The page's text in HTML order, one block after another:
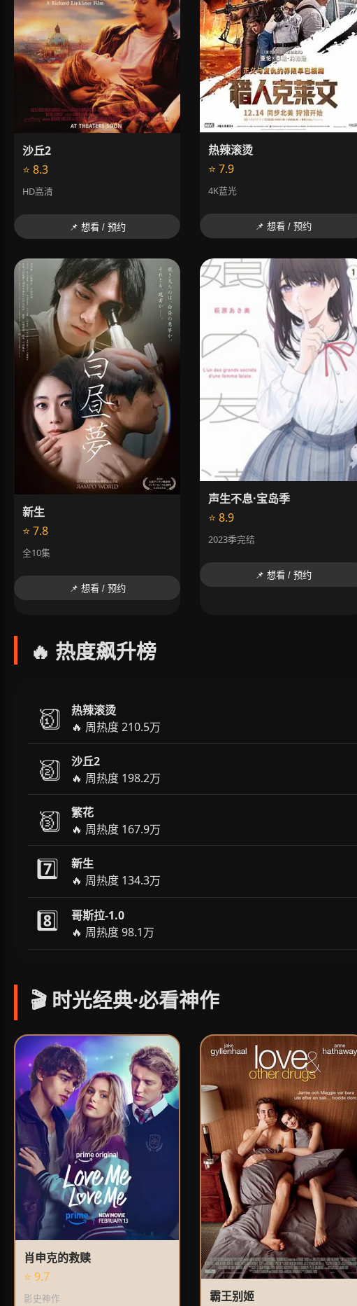
沙丘2
⭐ 8.3
HD高清
📌 想看 / 预约
热辣滚烫
⭐ 7.9
4K蓝光
📌 想看 / 预约
新生
⭐ 7.8
全10集
📌 想看 / 预约
声生不息·宝岛季
⭐ 8.9
2023季完结
📌 想看 / 预约
🔥 热度飙升榜
🥇️⃣
热辣滚烫
🔥 周热度 210.5万
🥈️⃣
沙丘2
🔥 周热度 198.2万
🥉️⃣
繁花
🔥 周热度 167.9万
7️⃣
新生
🔥 周热度 134.3万
8️⃣
哥斯拉-1.0
🔥 周热度 98.1万
🎬 时光经典·必看神作
肖申克的救赎
⭐ 9.7
影史神作
霸王别姬